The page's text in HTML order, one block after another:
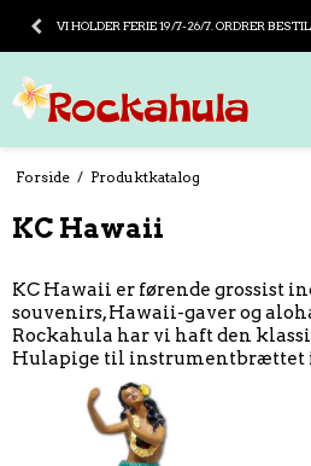
VI HOLDER FERIE 19/7-26/7. ORDRER
Forside / Produktkatalog
KC Hawaii
KC Hawaii er førende grossist
souvenirs, Hawaii-gaver og
Rockahula har vi haft den
Hulapige til instrumentbrættet i